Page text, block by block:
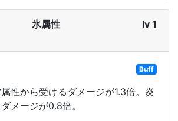
氷属性 lv 1
Buff
性から受けるダメージが1.3倍。炎
メージが0.8倍。